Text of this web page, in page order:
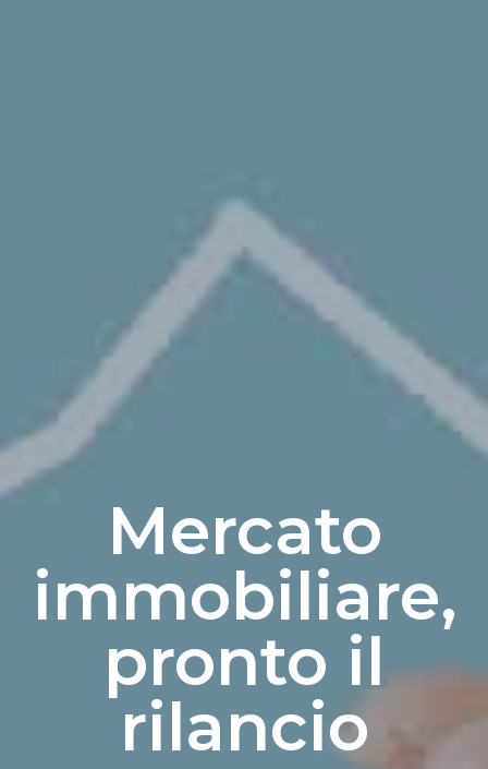
Mercato
immobiliare,
pronto il
rilancio